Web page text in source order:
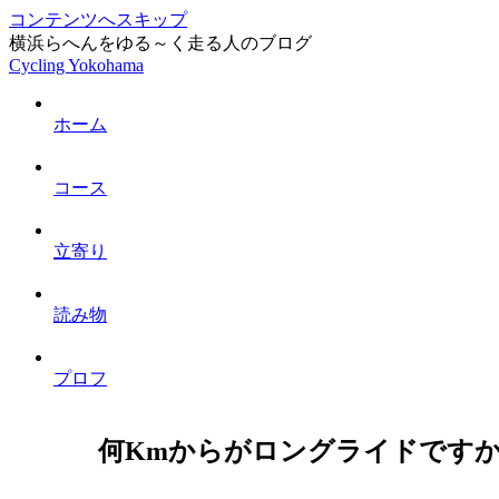
コンテンツへスキップ
横浜らへんをゆる～く走る人のブログ
Cycling Yokohama
ホーム
コース
立寄り
読み物
プロフ
何Kmからがロングライドで